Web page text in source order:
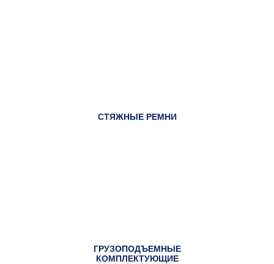
СТЯЖНЫЕ РЕМНИ
ГРУЗОПОДЪЕМНЫЕ
КОМПЛЕКТУЮЩИЕ